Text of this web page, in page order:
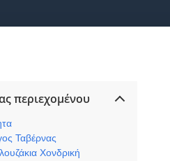
περιεχομένου
Ταβέρνας
Χονδρική